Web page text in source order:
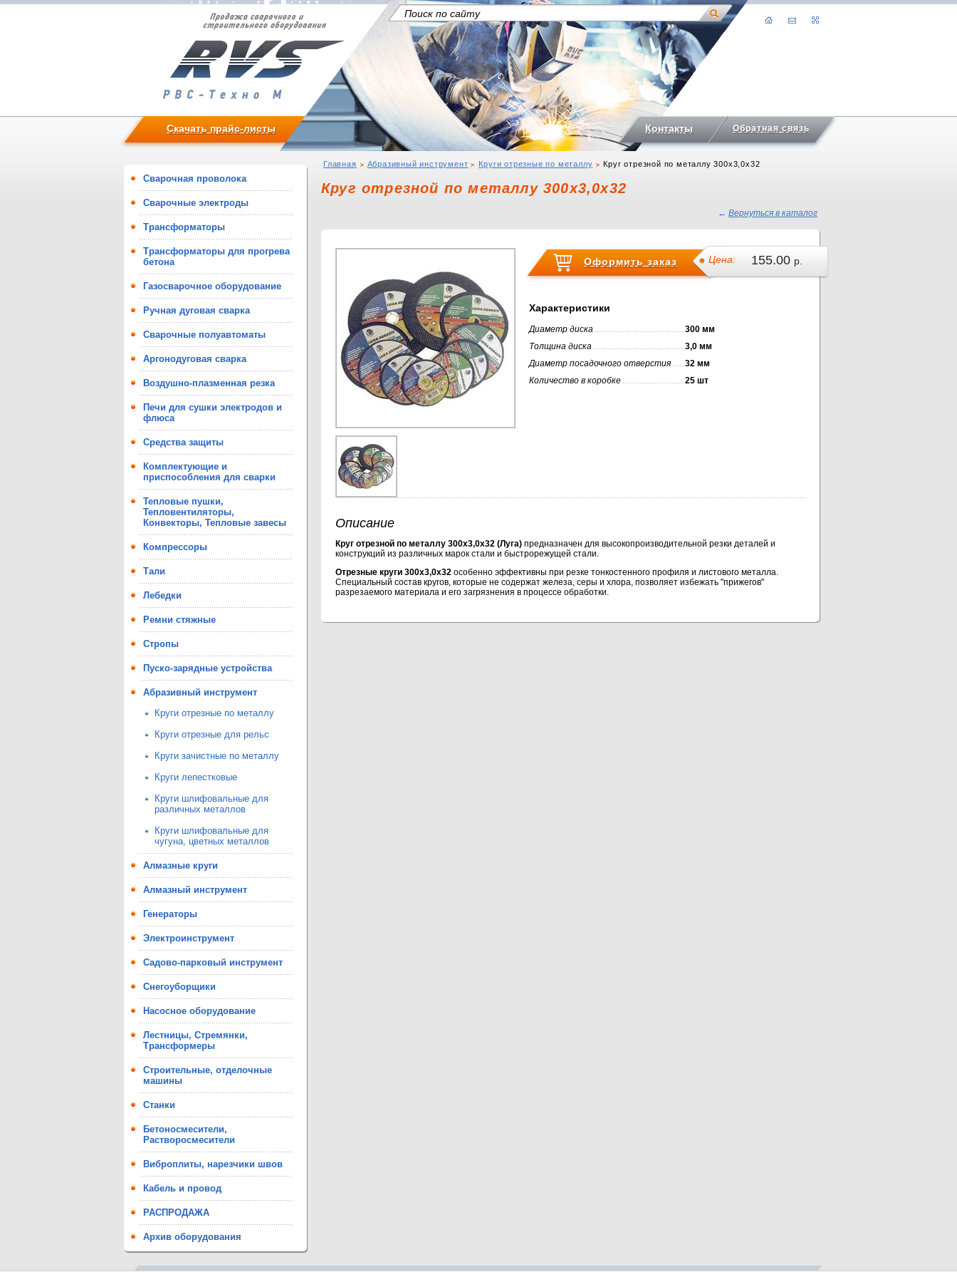
Скачать прайс-листы Контакты Обратная связь
Сварочная проволока
Сварочные электроды
Трансформаторы
Трансформаторы для прогрева
бетона
Газосварочное оборудование
Ручная дуговая сварка
Сварочные полуавтоматы
Аргонодуговая сварка
Воздушно-плазменная резка
Печи для сушки электродов и
флюса
Средства защиты
Комплектующие и
приспособления для сварки
Тепловые пушки,
Тепловентиляторы,
Конвекторы, Тепловые завесы
Компрессоры
Тали
Лебедки
Ремни стяжные
Стропы
Пуско-зарядные устройства
Абразивный инструмент
Круги отрезные по металлу
Круги отрезные для рельс
Круги зачистные по металлу
Круги лепестковые
Круги шлифовальные для
различных металлов
Круги шлифовальные для
чугуна, цветных металлов
Алмазные круги
Алмазный инструмент
Генераторы
Электроинструмент
Садово-парковый инструмент
Снегоуборщики
Насосное оборудование
Лестницы, Стремянки,
Трансформеры
Строительные, отделочные
машины
Станки
Бетоносмесители,
Растворосмесители
Виброплиты, нарезчики швов
Кабель и провод
РАСПРОДАЖА
Архив оборудования
Главная Абразивный инструмент Круги отрезные по металлу Круг отрезной по металлу 300х3,0х32
Круг отрезной по металлу 300х3,0х32
← Вернуться в каталог
Оформить заказ Цена: 155.00 р.
Характеристики
Диаметр диска
300 мм
Толщина диска
3,0 мм
Диаметр посадочного отверстия
32 мм
Количество в коробке
25 шт
Описание
Круг отрезной по металлу 300х3,0х32 (Луга) предназначен для высокопроизводительной резки деталей и
конструкций из различных марок стали и быстрорежущей стали.
Отрезные круги 300х3,0х32 особенно эффективны при резке тонкостенного профиля и листового металла.
Специальный состав кругов, которые не содержат железа, серы и хлора, позволяет избежать "прижегов"
разрезаемого материала и его загрязнения в процессе обработки.